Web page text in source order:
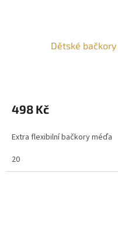
Dětské
498 Kč
Extra flexibilní bačkory méďa
20